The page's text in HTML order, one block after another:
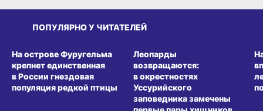
ПОПУЛЯРНО У ЧИТАТЕЛЕЙ
На острове Фуругельма
крепнет единственная
в России гнездовая
популяция редкой птицы
Леопарды
возвращаются:
в окрестностях
Уссурийского
заповедника замечены